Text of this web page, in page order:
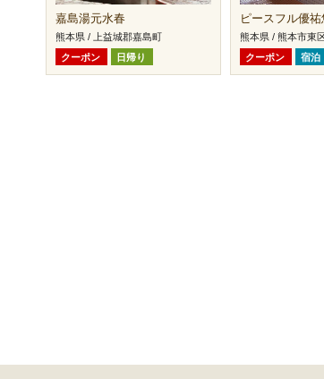
嘉島湯元水春
熊本県 / 上益城郡嘉島町
クーポン
日帰り
ピースフル優祐
熊本県 / 熊本市東
クーポン
宿泊